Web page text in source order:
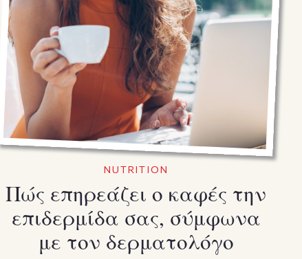
NUTRITION
Πώς επηρεάζει ο καφές την
επιδερμίδα σας, σύμφωνα
με τον δερματολόγο